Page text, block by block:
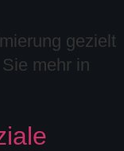
gezielt
mehr in